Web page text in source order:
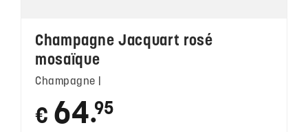
Champagne Jacquart rosé
mosaïque
Champagne |
€ 64●
95